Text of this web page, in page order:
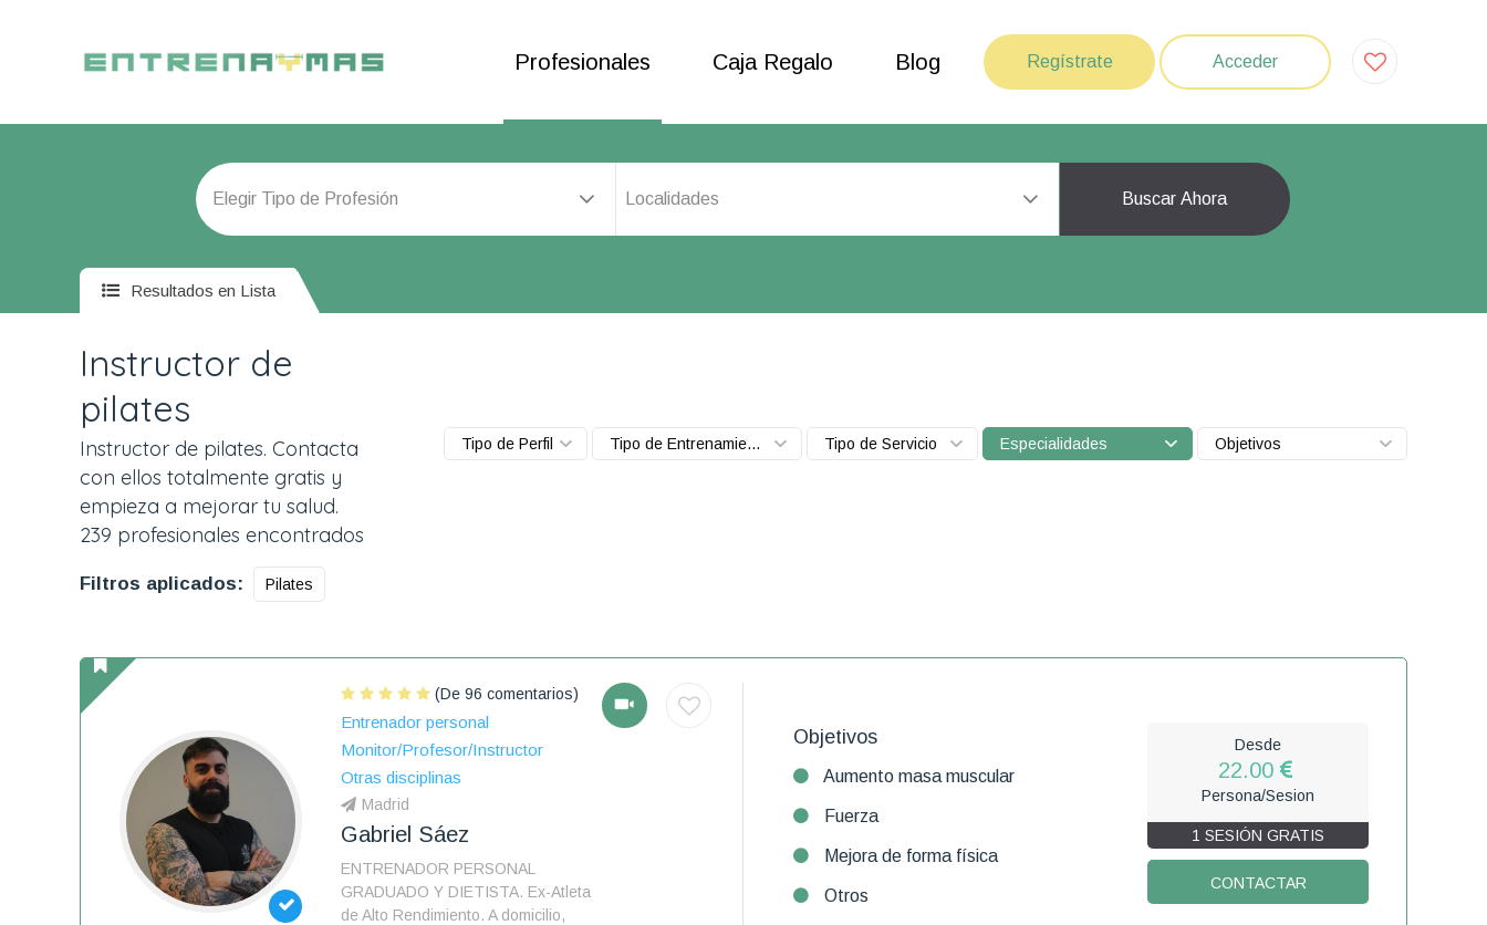
Profesionales Caja Regalo Blog Regístrate Acceder
Localidades Buscar Ahora
Resultados en Lista
Instructor de
pilates
Instructor de pilates. Contacta
con ellos totalmente gratis y
empieza a mejorar tu salud.
239 profesionales encontrados
Tipo de Perfil Tipo de Entrenamiento Tipo de Servicio Especialidades Objetivos
Filtros aplicados: Pilates
(De 96 comentarios)
Entrenador personal
Monitor/Profesor/Instructor
Otras disciplinas
Madrid
Gabriel Sáez
ENTRENADOR PERSONAL
GRADUADO Y DIETISTA. Ex-Atleta
de Alto Rendimiento. A domicilio,
Objetivos
Aumento masa muscular
Fuerza
Mejora de forma física
Otros
Desde
22.00
Persona/Sesion
1 SESIÓN GRATIS
CONTACTAR